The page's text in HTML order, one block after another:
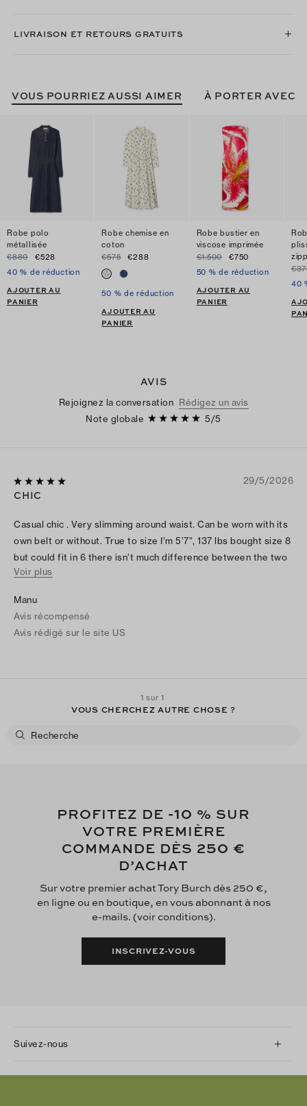
LIVRAISON ET RETOURS GRATUITS
VOUS POURRIEZ AUSSI AIMER À PORTER AVEC
Robe polo
métallisée
€880
€528
40 % de réduction
AJOUTER AU
PANIER
Robe chemise en
coton
€575
€288
50 % de réduction
AJOUTER AU
PANIER
Robe bustier en
viscose imprimée
€1.500
€750
50 % de réduction
AJOUTER AU
PANIER
40
AVIS
Rejoignez la conversation Rédigez un avis
Note globale
5/5
29/5/2026
CHIC
Casual chic . Very slimming around waist. Can be worn with its
own belt or without. True to size I’m 5’7”, 137 lbs bought size 8
but could fit in 6 there isn’t much difference between the two
sizes, very fitting elongates waist. It’s very midi on me, lots of
first but are nice. Nice classy piece.
Voir plus
Manu
Avis récompensé
Avis rédigé sur le site US
1 sur 1
VOUS CHERCHEZ AUTRE CHOSE ?
PROFITEZ DE -10 % SUR
VOTRE PREMIÈRE
COMMANDE DÈS 250 €
D’ACHAT
Sur votre premier achat Tory Burch dès 250 €,
en ligne ou en boutique, en vous abonnant à nos
e-mails. (voir conditions).
INSCRIVEZ-VOUS
Suivez-nous